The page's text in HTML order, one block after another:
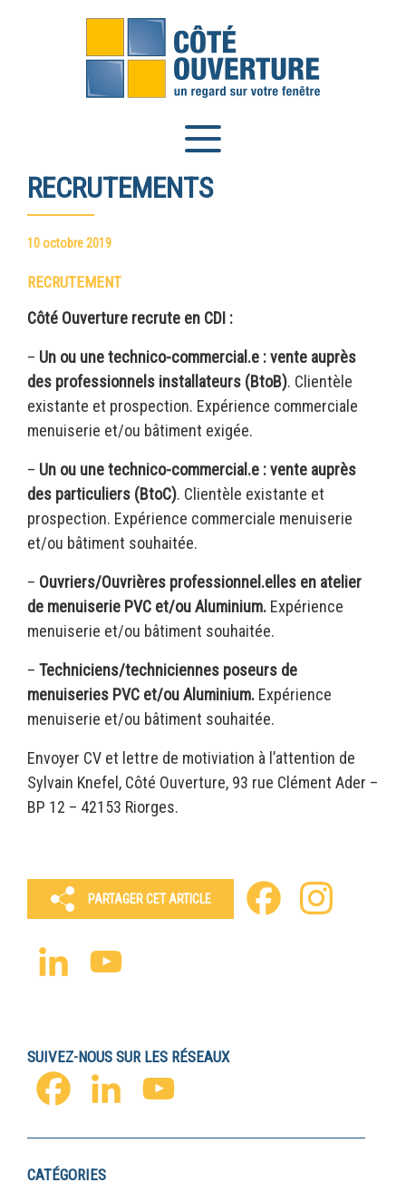
RECRUTEMENTS
10 octobre 2019
RECRUTEMENT
Côté Ouverture recrute en CDI :
– Un ou une technico-commercial.e : vente auprès
des professionnels installateurs (BtoB). Clientèle
existante et prospection. Expérience commerciale
menuiserie et/ou bâtiment exigée.
– Un ou une technico-commercial.e : vente auprès
des particuliers (BtoC). Clientèle existante et
prospection. Expérience commerciale menuiserie
et/ou bâtiment souhaitée.
– Ouvriers/Ouvrières professionnel.elles en atelier
de menuiserie PVC et/ou Aluminium. Expérience
menuiserie et/ou bâtiment souhaitée.
– Techniciens/techniciennes poseurs de
menuiseries PVC et/ou Aluminium. Expérience
menuiserie et/ou bâtiment souhaitée.
Envoyer CV et lettre de motiviation à l’attention de
Sylvain Knefel, Côté Ouverture, 93 rue Clément Ader –
BP 12 – 42153 Riorges.
PARTAGER CET ARTICLE Facebook
LinkedIn
SUIVEZ-NOUS SUR LES RÉSEAUX
FACEBOOKLINKEDINYOUTUBE
CATÉGORIES